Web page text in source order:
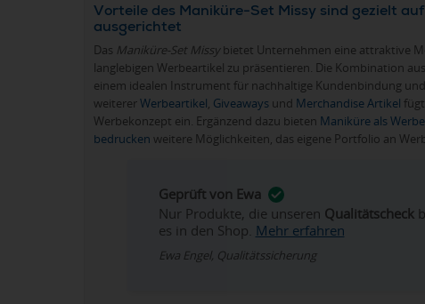
Vorteile des Maniküre-Set Missy sind gezielt
ausgerichtet
Das Maniküre-Set Missybietet Unternehmen eine attraktive
langlebigen Werbeartikel zu präsentieren. Die Kombination
einem idealen Instrument für nachhaltige Kundenbindung
weitererWerbeartikel Giveaways und Merchandise Artikel
Werbekonzept ein. Ergänzend dazu bieten Maniküre als
bedrucken weitere Möglichkeiten, das eigene Portfolio an
Geprüft von Ewa
Nur Produkte, die unseren Qualitätscheck
es in den Shop. Mehr erfahren
Ewa Engel, Qualitätssicherung